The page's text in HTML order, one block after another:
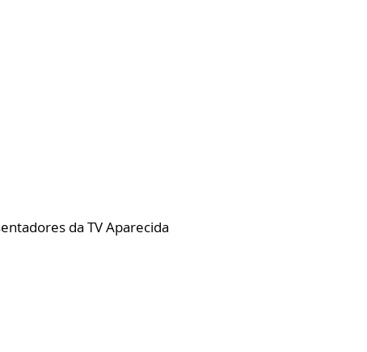
da TV Aparecida